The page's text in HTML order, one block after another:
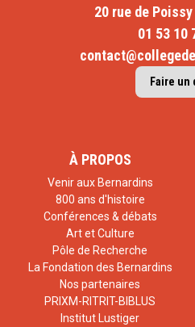
20 rue de
01 53 10
Faire un
À PROPOS
Venir aux Bernardins
800 ans d'histoire
Conférences & débats
Art et Culture
Pôle de Recherche
La Fondation des Bernardins
Nos partenaires
PRIXM-RITRIT-BIBLUS
Institut Lustiger